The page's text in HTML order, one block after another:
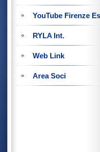
YouTube Firenze
RYLA Int.
Web Link
Area Soci